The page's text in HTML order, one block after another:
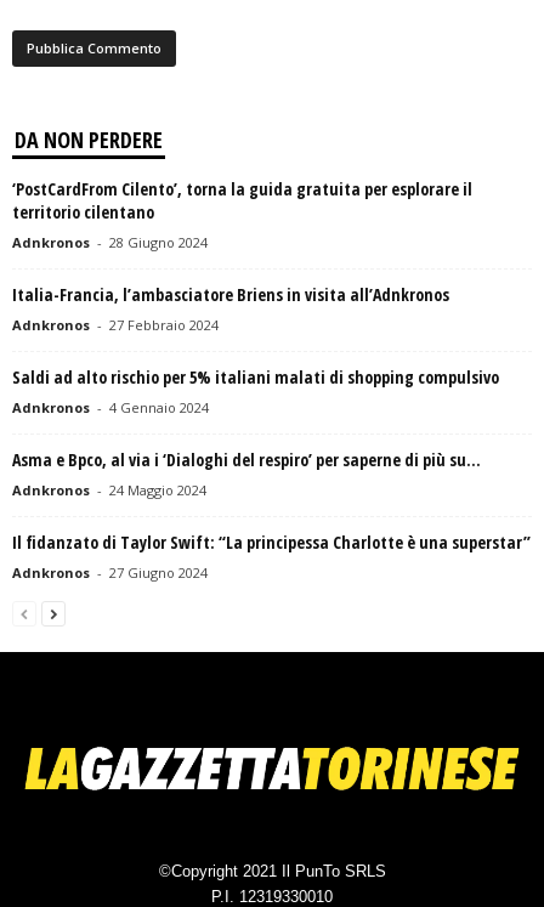
DA NON PERDERE
‘PostCardFrom Cilento’, torna la guida gratuita per esplorare il
territorio cilentano
Adnkronos - 28 Giugno 2024
Italia-Francia, l’ambasciatore Briens in visita all’Adnkronos
Adnkronos - 27 Febbraio 2024
Saldi ad alto rischio per 5% italiani malati di shopping compulsivo
Adnkronos - 4 Gennaio 2024
Asma e Bpco, al via i ‘Dialoghi del respiro’ per saperne di più su...
Adnkronos - 24 Maggio 2024
Il fidanzato di Taylor Swift: “La principessa Charlotte è una superstar”
Adnkronos - 27 Giugno 2024
©Copyright 2021 Il PunTo SRLS
P.I. 12319330010